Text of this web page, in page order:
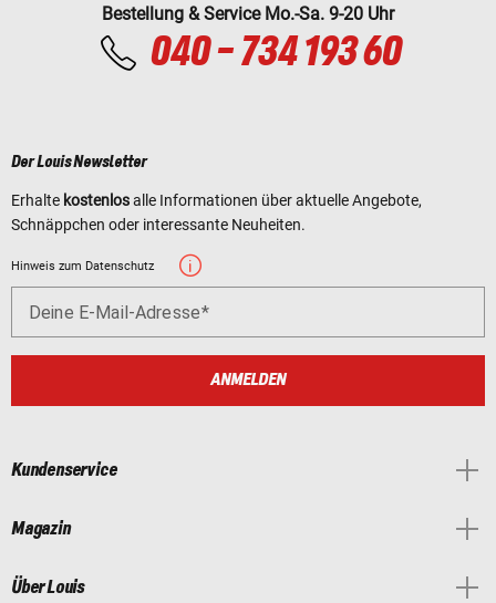
Bestellung & Service Mo.-Sa. 9-20 Uhr
040 - 734 193 60
Der Louis Newsletter
Erhalte kostenlosalle Informationen über aktuelle Angebote,
Schnäppchen oder interessante Neuheiten.
Hinweis zum Datenschutz
Deine E-Mail-Adresse
ANMELDEN
Kundenservice
Magazin
Über Louis